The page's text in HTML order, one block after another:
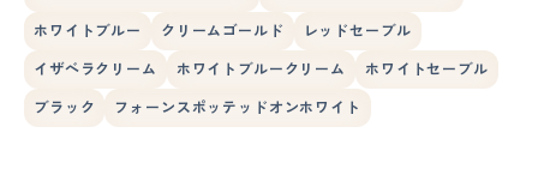
ホワイトブルー クリームゴールド レッドセーブル
イザベラクリーム ホワイトブルークリーム ホワイトセーブル
ブラック フォーンスポッテッドオンホワイト